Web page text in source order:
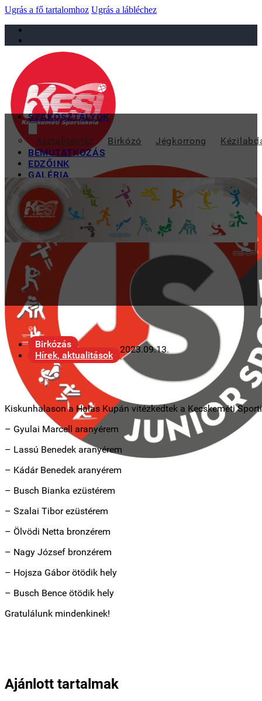
Ugrás a fő tartalomhoz Ugrás a lábléchez
sportiskola@juniorsportkft.hu
SZAKOSZTÁLYOK
Asztalitenisz Birkózó Jégkorrong
BEMUTATKOZÁS
EDZŐINK
GALÉRIA
TAO
KAPCSOLAT
Birkózás
Hírek, aktualitások
2023.09.13.
Kiskunhalason a Halas Kupán vitézkedtek a Kecskeméti
– Gyulai Marcell aranyérem
– Lassú Benedek aranyérem
– Kádár Benedek aranyérem
– Busch Bianka ezüstérem
– Szalai Tibor ezüstérem
– Ölvödi Netta bronzérem
– Nagy József bronzérem
– Hojsza Gábor ötödik hely
– Busch Bence ötödik hely
Gratulálunk mindenkinek!
Ajánlott tartalmak